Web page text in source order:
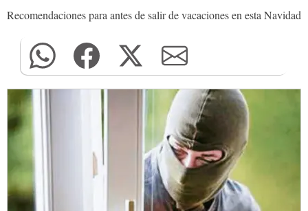
Recomendaciones para antes de salir de vacaciones en esta Navidad